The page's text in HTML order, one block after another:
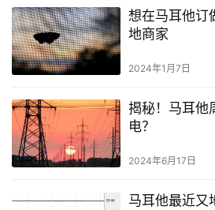
想在马耳他订
地商家
2024年1月7日
揭秘！马耳他
电？
2024年6月17日
马耳他最近又